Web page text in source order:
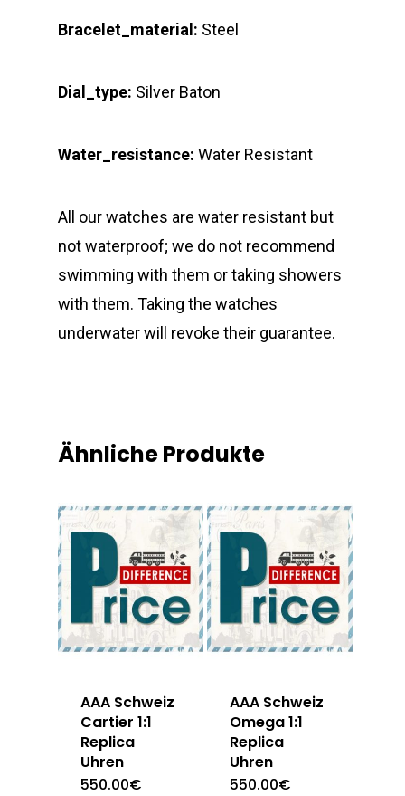
Bracelet_material: Steel
Dial_type: Silver Baton
Water_resistance: Water Resistant
All our watches are water resistant but
not waterproof; we do not recommend
swimming with them or taking showers
with them. Taking the watches
underwater will revoke their guarantee.
Ähnliche Produkte
AAA Schweiz
Cartier 1:1
Replica
Uhren
550.00€
AAA Schweiz
Omega 1:1
Replica
Uhren
550.00€